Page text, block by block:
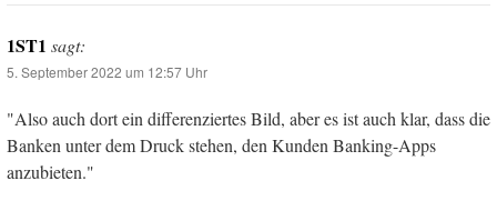
1ST1 sagt:
5. September 2022 um 12:57 Uhr
"Also auch dort ein differenziertes Bild, aber es ist auch klar, dass die
Banken unter dem Druck stehen, den Kunden Banking-Apps
anzubieten."